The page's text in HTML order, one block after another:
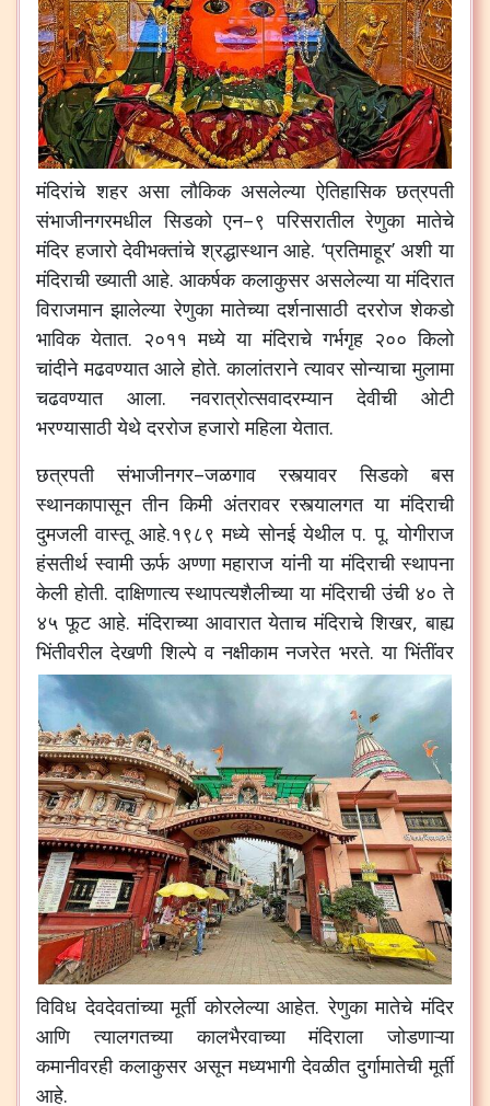
मंदिरांचे शहर असा लौकिक असलेल्या ऐतिहासिक छत्रपती
संभाजीनगरमधील सिडको एन–९ परिसरातील रेणुका मातेचे
मंदिर हजारो देवीभक्तांचे श्रद्धास्थान आहे. ‘प्रतिमाहूर’अशी या
मंदिराची ख्याती आहे.आकर्षक कलाकुसर असलेल्या या मंदिरात
विराजमान झालेल्या रेणुका मातेच्या दर्शनासाठी दररोज शेकडो
भाविक येतात. २०११ मध्ये या मंदिराचे गर्भगृह २०० किलो
चांदीने मढवण्यात आले होते.कालांतराने त्यावर सोन्याचा मुलामा
चढवण्यात
आला.नवरात्रोत्सवादरम्यान देवीची
ओटी
भरण्यासाठी येथे दररोज हजारो महिला येतात.
छत्रपती
संभाजीनगर–जळगाव रस्त्यावर सिडको
बस
स्थानकापासून तीन किमी अंतरावर रस्त्यालगत या मंदिराची
दुमजली वास्तू आहे.१९८९ मध्ये सोनई येथील प.पू.योगीराज
हंसतीर्थ स्वामी ऊर्फ अण्णा महाराज यांनी या मंदिराची स्थापना
केली होती.दाक्षिणात्य स्थापत्यशैलीच्या या मंदिराची उंची ४० ते
४५ फूट आहे.मंदिराच्या आवारात येताच मंदिराचे शिखर,बाह्य
भिंतीवरील देखणी शिल्पे व नक्षीकाम नजरेत भरते.या भिंतींवर
विविध देवदेवतांच्या मूर्ती कोरलेल्या आहेत.रेणुका मातेचे मंदिर
आणि
त्यालगतच्या कालभैरवाच्या मंदिराला
जोडणाऱ्या
कमानीवरही कलाकुसर असून मध्यभागी देवळीत दुर्गामातेची मूर्ती
आहे.